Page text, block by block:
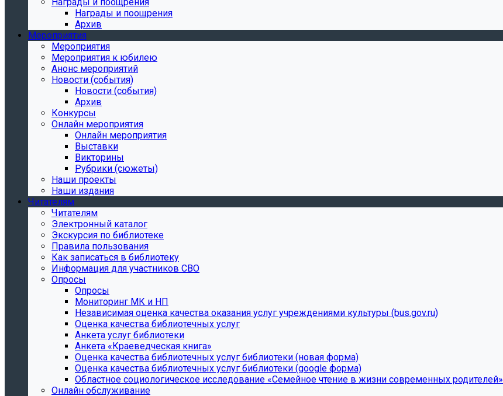
Награды и поощрения
Архив
Мероприятия
Мероприятия
Мероприятия к юбилею
Анонс мероприятий
Новости (события)
Новости (события)
Архив
Конкурсы
Онлайн мероприятия
Онлайн мероприятия
Выставки
Викторины
Рубрики (сюжеты)
Наши проекты
Наши издания
Читателям
Читателям
Электронный каталог
Экскурсия по библиотеке
Правила пользования
Как записаться в библиотеку
Информация для участников СВО
Опросы
Опросы
Мониторинг МК и НП
Независимая оценка качества оказания услуг учреждениями культуры (bus.gov.ru)
Оценка качества библиотечных услуг
Анкета услуг библиотеки
Анкета «Краеведческая книга»
Oценка качества библиотечных услуг библиотеки (новая форма)
Oценка качества библиотечных услуг библиотеки (google форма)
Областное социологическое исследование «Семейное чтение в жизни современных родителей»
Онлайн обслуживание